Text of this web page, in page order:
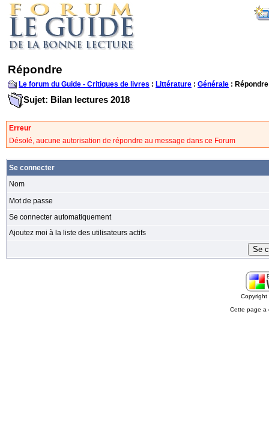
Répondre
Le forum du Guide - Critiques de livres : Littérature : Générale : Répondre
Sujet: Bilan lectures 2018
Erreur
Désolé, aucune autorisation de répondre au message dans ce Forum
Se connecter
Nom
Mot de passe
Se connecter automatiquement
Ajoutez moi à la liste des utilisateurs actifs
Cette page a